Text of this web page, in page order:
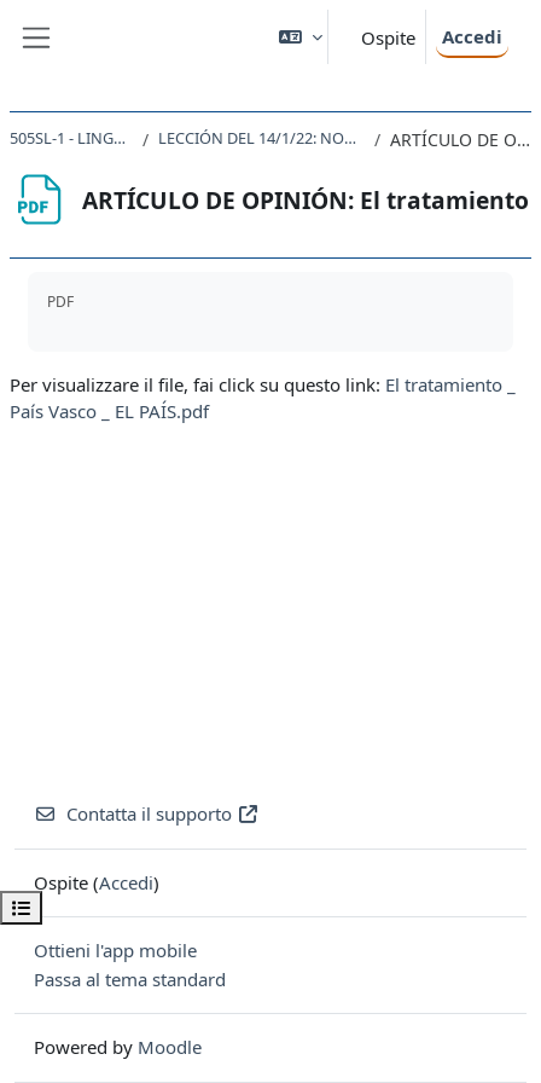
Ospite Accedi
Apri indice del corso
505SL-1 - LINGUA SPAGNOLA 1 2021 LECCIÓN DEL 14/1/22: NOCIONES DE MORFOLOGÍA ESPANOLA ARTÍCULO DE OPINIÓN: El tratamiento
ARTÍCULO DE OPINIÓN: El tratamiento
PDF
Per visualizzare il file, fai click su questo link: El tratamiento _
País Vasco _ EL PAÍS.pdf
Contatta il supporto
Ospite (Accedi)
Ottieni l'app mobile
Passa al tema standard
Powered by Moodle